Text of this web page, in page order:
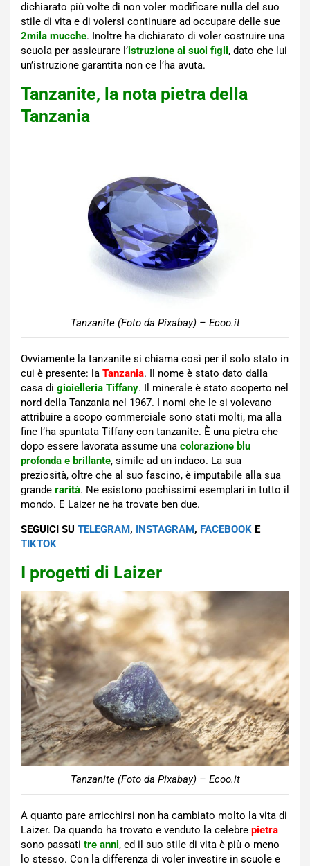
dichiarato più volte di non voler modificare nulla del suo
stile di vita e di volersi continuare ad occupare delle sue
2mila mucche. Inoltre ha dichiarato di voler costruire una
scuola per assicurare l’istruzione ai suoi figli, dato che lui
un’istruzione garantita non ce l’ha avuta.
Tanzanite, la nota pietra della
Tanzania
Tanzanite (Foto da Pixabay) – Ecoo.it
Ovviamente la tanzanite si chiama così per il solo stato in
cui è presente: la Tanzania. Il nome è stato dato dalla
casa di gioielleria Tiffany. Il minerale è stato scoperto nel
nord della Tanzania nel 1967. I nomi che le si volevano
attribuire a scopo commerciale sono stati molti, ma alla
fine l’ha spuntata Tiffany con tanzanite. È una pietra che
dopo essere lavorata assume una colorazione blu
profonda e brillante, simile ad un indaco. La sua
preziosità, oltre che al suo fascino, è imputabile alla sua
grande rarità. Ne esistono pochissimi esemplari in tutto il
mondo. E Laizer ne ha trovate ben due.
SEGUICI SU TELEGRAM, INSTAGRAM, FACEBOOK E
TIKTOK
I progetti di Laizer
Tanzanite (Foto da Pixabay) – Ecoo.it
A quanto pare arricchirsi non ha cambiato molto la vita di
Laizer. Da quando ha trovato e venduto la celebre pietra
sono passati tre anni, ed il suo stile di vita è più o meno
lo stesso. Con la differenza di voler investire in scuole e